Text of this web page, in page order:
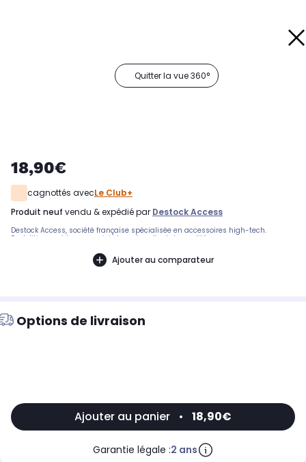
Quitter la vue 360°
18,90€
cagnottés avecLe Club+
produit neuf vendu & expédié par Destock Access
Destock Access, société française spécialisée en accessoires high-tech.
Expédition rapide avec suivi et service client de qualité.
Ajouter au comparateur
Options de livraison
Ajouter au panier • 18,90€
Garantie légale :2 ans